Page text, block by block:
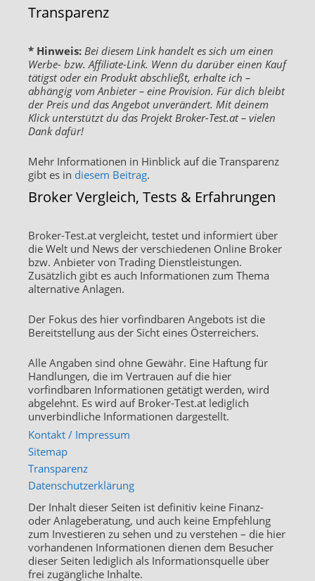
Transparenz
* Hinweis: Bei diesem Link handelt es sich um einen
Werbe- bzw. Affiliate-Link. Wenn du darüber einen Kauf
tätigst oder ein Produkt abschließt, erhalte ich –
abhängig vom Anbieter – eine Provision. Für dich bleibt
der Preis und das Angebot unverändert. Mit deinem
Klick unterstützt du das Projekt Broker-Test.at – vielen
Dank dafür!
Mehr Informationen in Hinblick auf die Transparenz
gibt es in diesem Beitrag.
Broker Vergleich, Tests & Erfahrungen
Broker-Test.at vergleicht, testet und informiert über
die Welt und News der verschiedenen Online Broker
bzw. Anbieter von Trading Dienstleistungen.
Zusätzlich gibt es auch Informationen zum Thema
alternative Anlagen.
Der Fokus des hier vorfindbaren Angebots ist die
Bereitstellung aus der Sicht eines Österreichers.
Alle Angaben sind ohne Gewähr. Eine Haftung für
Handlungen, die im Vertrauen auf die hier
vorfindbaren Informationen getätigt werden, wird
abgelehnt. Es wird auf Broker-Test.at lediglich
unverbindliche Informationen dargestellt.
Kontakt / Impressum
Sitemap
Transparenz
Datenschutzerklärung
Der Inhalt dieser Seiten ist definitiv keine Finanz-
oder Anlageberatung, und auch keine Empfehlung
zum Investieren zu sehen und zu verstehen – die hier
vorhandenen Informationen dienen dem Besucher
dieser Seiten lediglich als Informationsquelle über
frei zugängliche Inhalte.